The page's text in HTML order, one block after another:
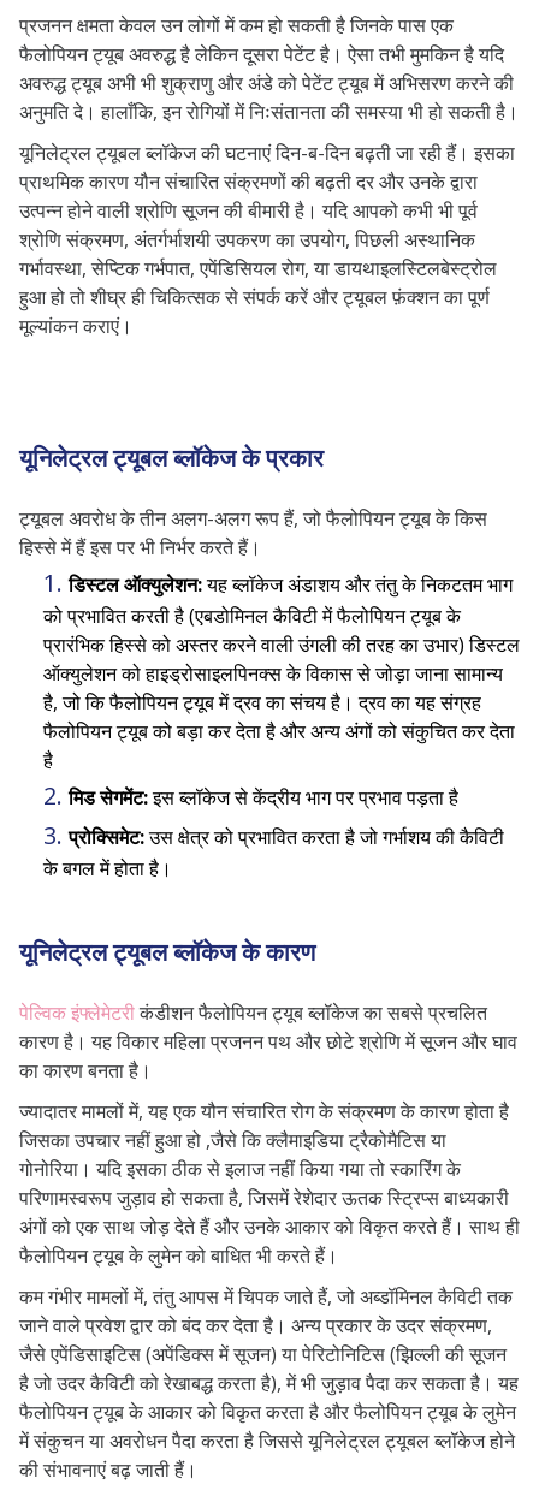
यूनिलेट्रल ट्यूबल ब्लॉकेज से जुड़े जोखिम
श्रोणि सूजन बीमारी
सेप्टिक गर्भपात
गर्भाशय डायथाइलस्टिलबेस्ट्रोल में
एक्सपोजर
जेनिटल टीबी
ट्यूबल एंडोमेट्रियोसिस
अस्थानिक गर्भावस्था
निष्कर्ष
जाए तो क्या होगा?
किया जा सकता है?
फैलोपियन ट्यूब ब्लॉकेज होना कितना आम
है?
प्रजनन क्षमता केवल उन लोगों में कम हो सकती है जिनके पास एक
फैलोपियन ट्यूब अवरुद्ध है लेकिन दूसरा पेटेंट है। ऐसा तभी मुमकिन है यदि
अवरुद्ध ट्यूब अभी भी शुक्राणु और अंडे को पेटेंट ट्यूब में अभिसरण करने की
अनुमति दे। हालाँकि, इन रोगियों में निःसंतानता की समस्या भी हो सकती है।
यूनिलेट्रल ट्यूबल ब्लॉकेज की घटनाएं दिन-ब-दिन बढ़ती जा रही हैं। इसका
प्राथमिक कारण यौन संचारित संक्रमणों की बढ़ती दर और उनके द्वारा
उत्पन्न होने वाली श्रोणि सूजन की बीमारी है। यदि आपको कभी भी पूर्व
श्रोणि संक्रमण, अंतर्गर्भाशयी उपकरण का उपयोग, पिछली अस्थानिक
गर्भावस्था, सेप्टिक गर्भपात, एपेंडिसियल रोग, या डायथाइलस्टिलबेस्ट्रोल
हुआ हो तो शीघ्र ही चिकित्सक से संपर्क करें और ट्यूबल फ़ंक्शन का पूर्ण
मूल्यांकन कराएं।
यूनिलेट्रल ट्यूबल ब्लॉकेज के प्रकार
ट्यूबल अवरोध के तीन अलग-अलग रूप हैं, जो फैलोपियन ट्यूब के किस
हिस्से में हैं इस पर भी निर्भर करते हैं।
डिस्टल ऑक्युलेशन:यह ब्लॉकेज अंडाशय और तंतु के निकटतम भाग
को प्रभावित करती है (एबडोमिनल कैविटी में फैलोपियन ट्यूब के
प्रारंभिक हिस्से को अस्तर करने वाली उंगली की तरह का उभार) डिस्टल
ऑक्युलेशन को हाइड्रोसाइलपिनक्स के विकास से जोड़ा जाना सामान्य
है, जो कि फैलोपियन ट्यूब में द्रव का संचय है। द्रव का यह संग्रह
फैलोपियन ट्यूब को बड़ा कर देता है और अन्य अंगों को संकुचित कर देता
है
मिड सेगमेंट:इस ब्लॉकेज से केंद्रीय भाग पर प्रभाव पड़ता है
प्रोक्सिमेट:उस क्षेत्र को प्रभावित करता है जो गर्भाशय की कैविटी
के बगल में होता है।
यूनिलेट्रल ट्यूबल ब्लॉकेज के कारण
पेल्विक इंफ्लेमेटरीकंडीशन फैलोपियन ट्यूब ब्लॉकेज का सबसे प्रचलित
कारण है। यह विकार महिला प्रजनन पथ और छोटे श्रोणि में सूजन और घाव
का कारण बनता है।
ज्यादातर मामलों में, यह एक यौन संचारित रोग के संक्रमण के कारण होता है
जिसका उपचार नहीं हुआ हो ,जैसे कि क्लैमाइडिया ट्रैकोमैटिस या
गोनोरिया। यदि इसका ठीक से इलाज नहीं किया गया तो स्कारिंग के
परिणामस्वरूप जुड़ाव हो सकता है, जिसमें रेशेदार ऊतक स्ट्रिप्स बाध्यकारी
अंगों को एक साथ जोड़ देते हैं और उनके आकार को विकृत करते हैं। साथ ही
फैलोपियन ट्यूब के लुमेन को बाधित भी करते हैं।
कम गंभीर मामलों में, तंतु आपस में चिपक जाते हैं, जो अब्डॉमिनल कैविटी तक
जाने वाले प्रवेश द्वार को बंद कर देता है। अन्य प्रकार के उदर संक्रमण,
जैसे एपेंडिसाइटिस (अपेंडिक्स में सूजन) या पेरिटोनिटिस (झिल्ली की सूजन
है जो उदर कैविटी को रेखाबद्ध करता है), में भी जुड़ाव पैदा कर सकता है। यह
फैलोपियन ट्यूब के आकार को विकृत करता है और फैलोपियन ट्यूब के लुमेन
में संकुचन या अवरोधन पैदा करता है जिससे यूनिलेट्रल ट्यूबल ब्लॉकेज होने
की संभावनाएं बढ़ जाती हैं।